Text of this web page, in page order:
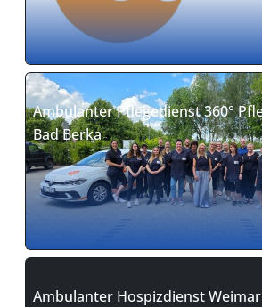
Ambulanter Pflegedienst 360°
Bad Berka
Ambulanter Hospizdienst Weimar